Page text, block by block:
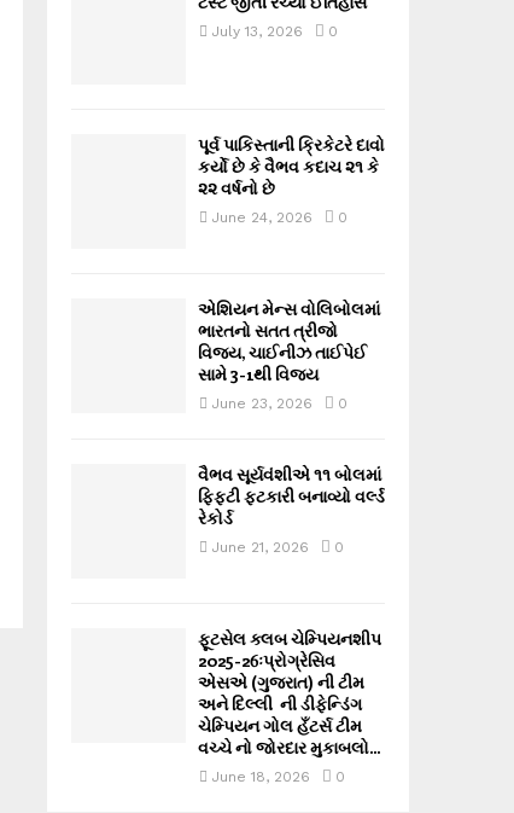
July 13, 2026 0
પૂર્વ પાકિસ્તાની ક્રિકેટરે દાવો
કર્યો છે કે વૈભવ કદાચ ૨૧ કે
૨૨ વર્ષનો છે
June 24, 2026 0
એશિયન મેન્સ વોલિબોલમાં
ભારતનો સતત ત્રીજો
વિજય, ચાઈનીઝ તાઈપેઈ
સામે 3-1થી વિજય
June 23, 2026 0
વૈભવ સૂર્યવંશીએ ૧૧ બોલમાં
ફિફ્ટી ફટકારી બનાવ્યો વર્લ્ડ
રેકોર્ડ
June 21, 2026 0
ફૂટસેલ ક્લબ ચેમ્પિયનશીપ
2025-26ઃપ્રોગ્રેસિવ
એસએ (ગુજરાત) ની ટીમ
અને દિલ્લી ની ડીફેન્ડિંગ
ચેમ્પિયન ગોલ હઁટર્સ ટીમ
વચ્ચે નો જોરદાર મુકાબલો...
June 18, 2026 0